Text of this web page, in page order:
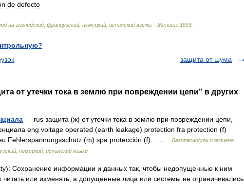
de defecto
на английский французский немецкий испанский языки . - Женева 1993
защита от шума
от утечки тока в землю при повреждении цепи" в других
— rus защита (ж) от утечки тока в землю при повреждении цепи,
eng voltage operated (earth leakage) protection fra protection (f)
Fehlerspannungsschutz (m) spa protección (f)… …
Безопасность и гигиена
немецкий, испанский языки
Сохранение информации и данных так, чтобы недопущенные к ним
или изменять, а допущенные лица или системы не ограничивались